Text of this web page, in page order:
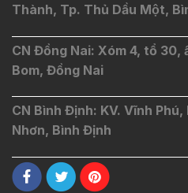
Thành, Tp. Thủ Dầu Một,
CN Đồng Nai: Xóm 4, tổ 30,
Bom, Đồng Nai
CN Bình Định: KV. Vĩnh
Nhơn, Bình Định